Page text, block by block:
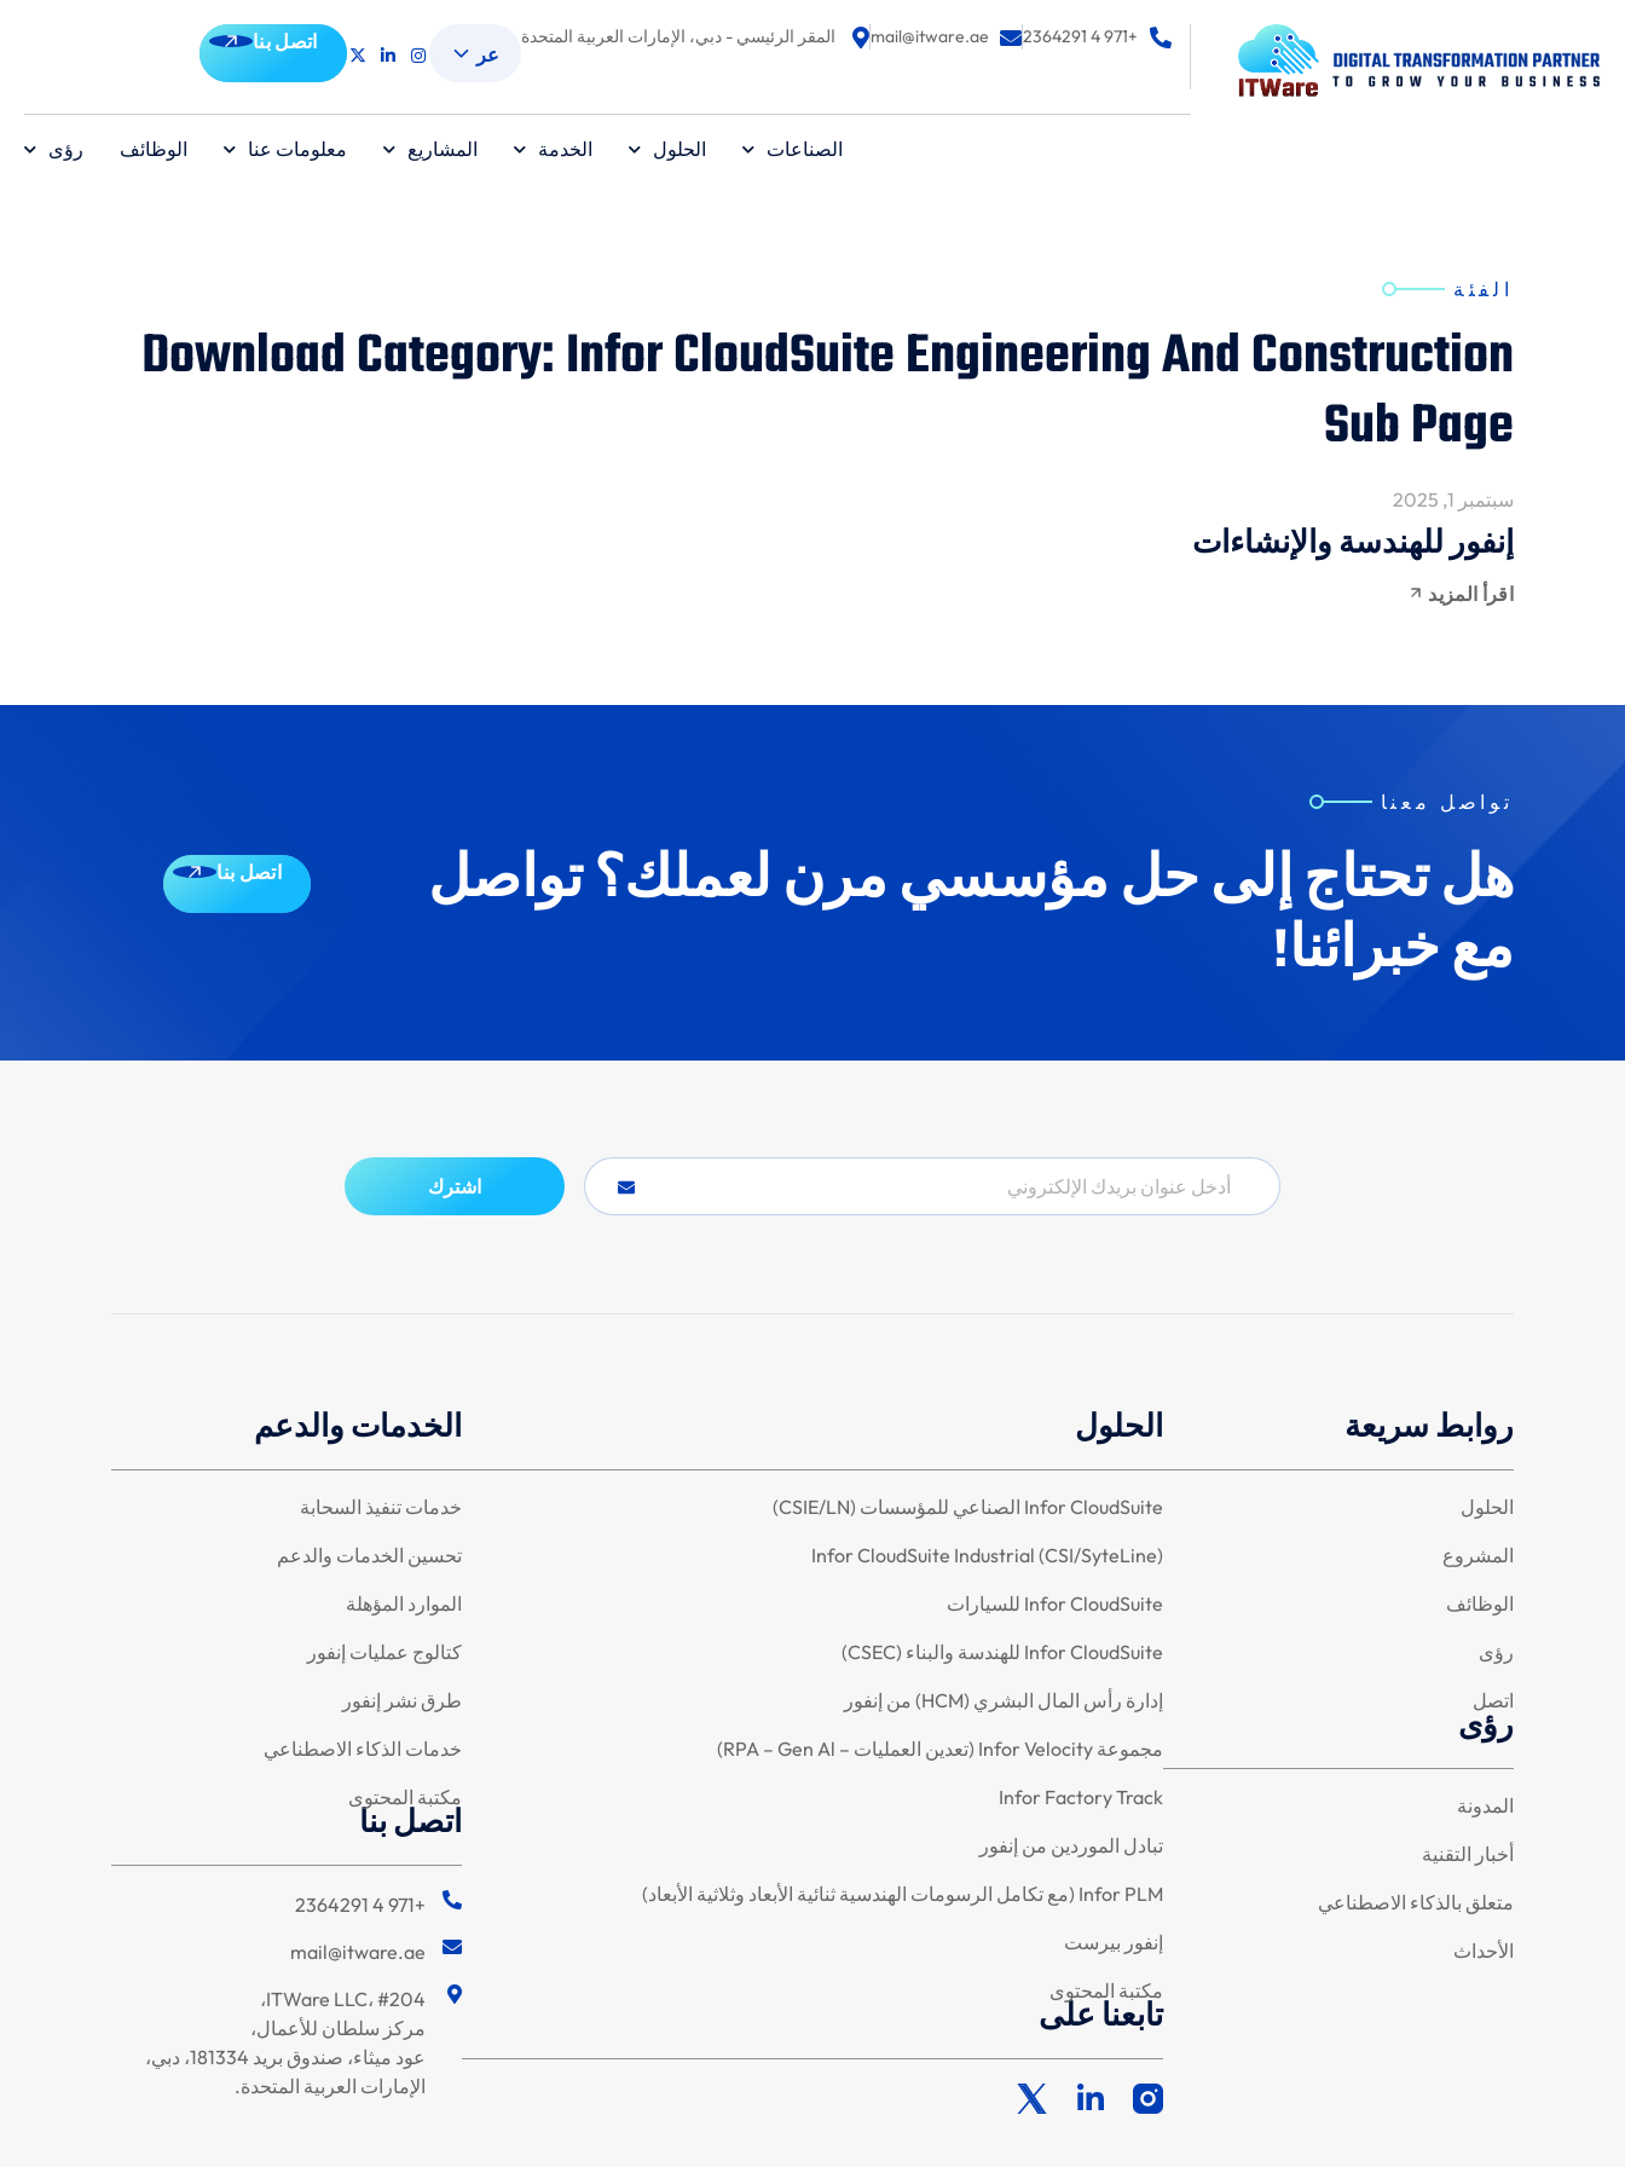
+971 4 2364291
mail@itware.ae المقر الرئيسي - دبي، الإمارات العربية المتحدة
عر
اتصل بنا
الصناعات الحلول الخدمة المشاريع معلومات عنا الوظائف رؤى
الفئة
Download Category: Infor CloudSuite Engineering And Construction
Sub Page
إنفور للهندسة والإنشاءات
سبتمبر 1, 2025
اقرأ المزيد
تواصل معنا
هل تحتاج إلى حل مؤسسي مرن لعملك؟ تواصل
مع خبرائنا!
اتصل بنا
البريد
الإلكتروني
اشترك
روابط سريعة
الحلول
المشروع
الوظائف
رؤى
اتصل
رؤى
المدونة
أخبار التقنية
متعلق بالذكاء الاصطناعي
الأحداث
الحلول
Infor CloudSuite الصناعي للمؤسسات (CSIE/LN)
Infor CloudSuite Industrial (CSI/SyteLine)
Infor CloudSuite للسيارات
Infor CloudSuite للهندسة والبناء (CSEC)
إدارة رأس المال البشري (HCM) من إنفور
مجموعة Infor Velocity (تعدين العمليات – RPA – Gen Al)
Infor Factory Track
تبادل الموردين من إنفور
Infor PLM (مع تكامل الرسومات الهندسية ثنائية الأبعاد وثلاثية الأبعاد)
إنفور بيرست
مكتبة المحتوى
تابعنا على
الخدمات والدعم
خدمات تنفيذ السحابة
تحسين الخدمات والدعم
الموارد المؤهلة
كتالوج عمليات إنفور
طرق نشر إنفور
خدمات الذكاء الاصطناعي
مكتبة المحتوى
اتصل بنا
+971 4 2364291
mail@itware.ae
ITWare LLC، #204،
مركز سلطان للأعمال،
عود ميثاء، صندوق بريد 181334، دبي،
الإمارات العربية المتحدة.